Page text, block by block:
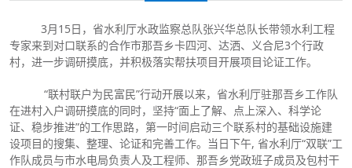
3月15日，省水利厅水政监察总队张兴华总队长带领水利工程
专家来到对口联系的合作市那吾乡卡四河、达洒、义合尼3个行政
村，进一步调研摸底，并积极落实帮扶项目开展项目论证工作。
“联村联户为民富民”行动开展以来，省水利厅驻那吾乡工作队
在进村入户调研摸底的同时，坚持“面上了解、点上深入、科学论
证、稳步推进”的工作思路，第一时间启动三个联系村的基础设施建
设项目的搜集、整理、论证和完善工作。当日下午, 省水利厅“双联”工
作队成员与市水电局负责人及工程师、那吾乡党政班子成员及包村干